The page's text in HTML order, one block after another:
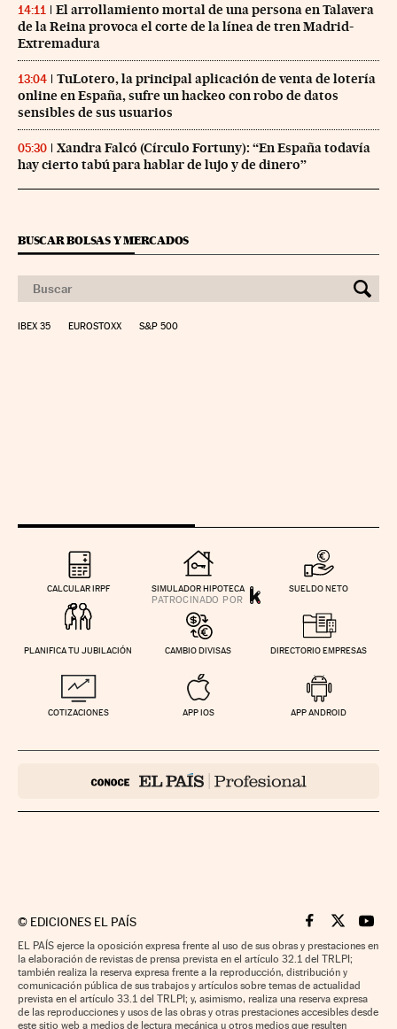
14:11
El arrollamiento mortal de una persona en Talavera
de la Reina provoca el corte de la línea de tren Madrid-
Extremadura
13:04
TuLotero, la principal aplicación de venta de lotería
online en España, sufre un hackeo con robo de datos
sensibles de sus usuarios
05:30
Xandra Falcó (Círculo Fortuny): “En España todavía
hay cierto tabú para hablar de lujo y de dinero”
BUSCAR BOLSAS Y MERCADOS
IBEX 35 EUROSTOXX S&P 500
CALCULAR IRPF SIMULADOR HIPOTECA SUELDO NETO
PLANIFICA TU JUBILACIÓN CAMBIO DIVISAS DIRECTORIO EMPRESAS
COTIZACIONES APP IOS APP ANDROID
© EDICIONES EL PAÍS Cinco Días en
Cinco Días
Cinco
EL PAÍS ejerce la oposición expresa frente al uso de sus obras y prestaciones en
la elaboración de revistas de prensa prevista en el artículo 32.1 del TRLPI;
también realiza la reserva expresa frente a la reproducción, distribución y
comunicación pública de sus trabajos y artículos sobre temas de actualidad
prevista en el artículo 33.1 del TRLPI; y, asimismo, realiza una reserva expresa
de las reproducciones y usos de las obras y otras prestaciones accesibles desde
este sitio web a medios de lectura mecánica u otros medios que resulten